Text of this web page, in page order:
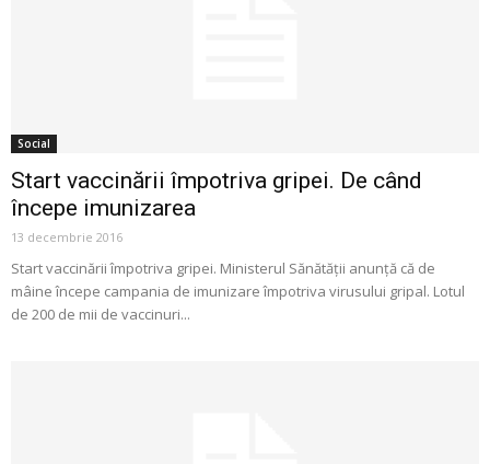
Social
Start vaccinării împotriva gripei. De când
începe imunizarea
13 decembrie 2016
Start vaccinării împotriva gripei. Ministerul Sănătăţii anunţă că de
mâine începe campania de imunizare împotriva virusului gripal. Lotul
de 200 de mii de vaccinuri...